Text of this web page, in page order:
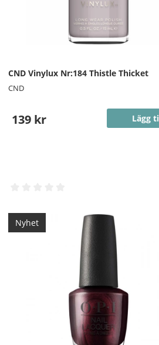
CND Vinylux Nr:184 Thistle Thicket
CND
139 kr Lägg
Nyhet